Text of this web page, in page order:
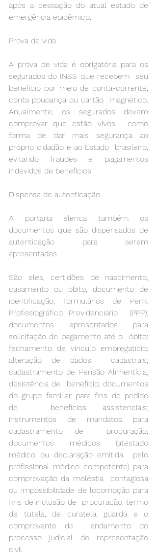
após a cessação do atual estado de
emergência epidêmico.
Prova de vida
A prova de vida é obrigatória para os
segurados do INSS que recebem  seu
benefício por meio de conta-corrente,
conta poupança ou cartão  magnético.
Anualmente, os segurados devem
comprovar que estão vivos,  como
forma de dar mais segurança ao
próprio cidadão e ao Estado  brasileiro,
evitando fraudes e pagamentos
indevidos de benefícios.
Dispensa de autenticação
A portaria elenca também os
documentos que são dispensados de
autenticação para serem
apresentados.
São eles, certidões de nascimento,
casamento ou óbito; documento de
identificação; formulários de Perfil
Profissiográfico Previdenciário  (PPP);
documentos apresentados para
solicitação de pagamento até o  óbito;
fechamento de vínculo empregatício;
alteração de dados  cadastrais;
cadastramento de Pensão Alimentícia;
desistência de  benefício; documentos
do grupo familiar para fins de pedido
de  benefícios assistenciais;
instrumentos de mandatos para
cadastramento de  procuração;
documentos médicos (atestado
médico ou declaração emitida  pelo
profissional médico competente) para
comprovação da moléstia  contagiosa
ou impossibilidade de locomoção para
fins de inclusão de  procuração, termo
de tutela, de curatela, guarda e o
comprovante de  andamento do
processo judicial de representação
civil.